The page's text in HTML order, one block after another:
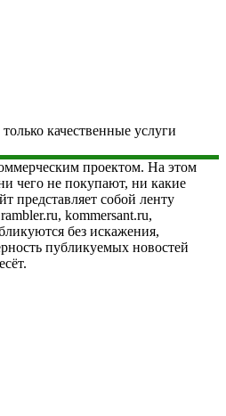
качественные услуги
проектом. На этом
чего не покупают, ни какие
представляет собой ленту
kommersant.ru,
без искажения,
публикуемых новостей